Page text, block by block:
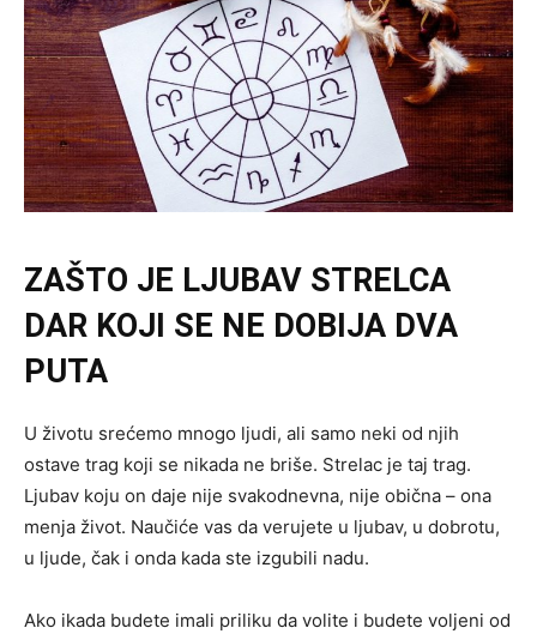
ZAŠTO JE LJUBAV STRELCA
DAR KOJI SE NE DOBIJA DVA
PUTA
U životu srećemo mnogo ljudi, ali samo neki od njih
ostave trag koji se nikada ne briše. Strelac je taj trag.
Ljubav koju on daje nije svakodnevna, nije obična – ona
menja život. Naučiće vas da verujete u ljubav, u dobrotu,
u ljude, čak i onda kada ste izgubili nadu.
Ako ikada budete imali priliku da volite i budete voljeni od